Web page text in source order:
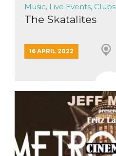
Music, Live Events, Clubs
The Skatalites
16 APRIL 2022